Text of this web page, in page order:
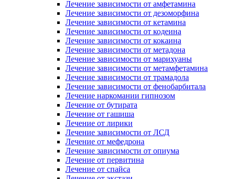
Лечение зависимости от амфетамина
Лечение зависимости от дезоморфина
Лечение зависимости от кетамина
Лечение зависимости от кодеина
Лечение зависимости от кокаина
Лечение зависимости от метадона
Лечение зависимости от марихуаны
Лечение зависимости от метамфетамина
Лечение зависимости от трамадола
Лечение зависимости от фенобарбитала
Лечение наркомании гипнозом
Лечение от бутирата
Лечение от гашиша
Лечение от лирики
Лечение зависимости от ЛСД
Лечение от мефедрона
Лечение зависимости от опиума
Лечение от первитина
Лечение от спайса